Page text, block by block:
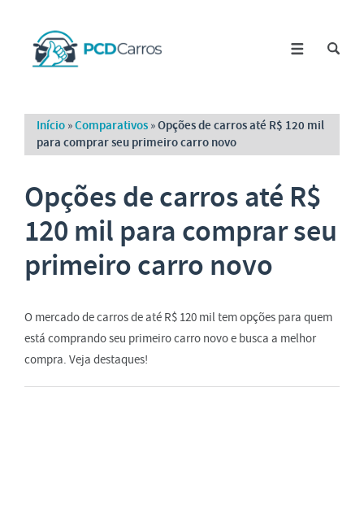
Início »Comparativos »Opções de carros até R$ 120 mil
para comprar seu primeiro carro novo
Opções de carros até R$
120 mil para comprar seu
primeiro carro novo
O mercado de carros de até R$ 120 mil tem opções para quem
está comprando seu primeiro carro novo e busca a melhor
compra. Veja destaques!